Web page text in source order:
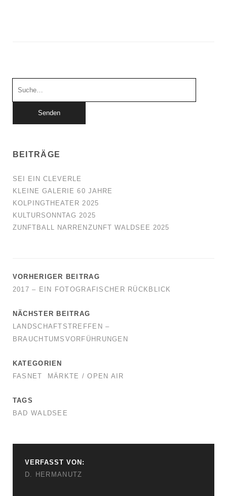
BEITRÄGE
SEI EIN CLEVERLE
KLEINE GALERIE 60 JAHRE
KOLPINGTHEATER 2025
KULTURSONNTAG 2025
ZUNFTBALL NARRENZUNFT WALDSEE 2025
VORHERIGER BEITRAG
2017 – EIN FOTOGRAFISCHER RÜCKBLICK
NÄCHSTER BEITRAG
LANDSCHAFTSTREFFEN –
BRAUCHTUMSVORFÜHRUNGEN
KATEGORIEN
FASNET
MÄRKTE / OPEN AIR
TAGS
BAD WALDSEE
VERFASST VON:
D. HERMANUTZ